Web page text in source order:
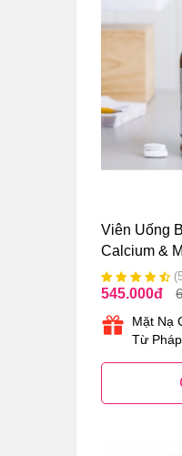
Viên Uống
Calcium &
Xương
545.000đ
Mặt Nạ
Từ Pháp